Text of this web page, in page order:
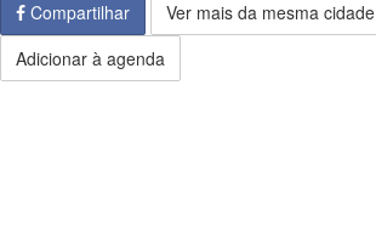
Compartilhar
Ver mais da mesma cidade
Adicionar à agenda